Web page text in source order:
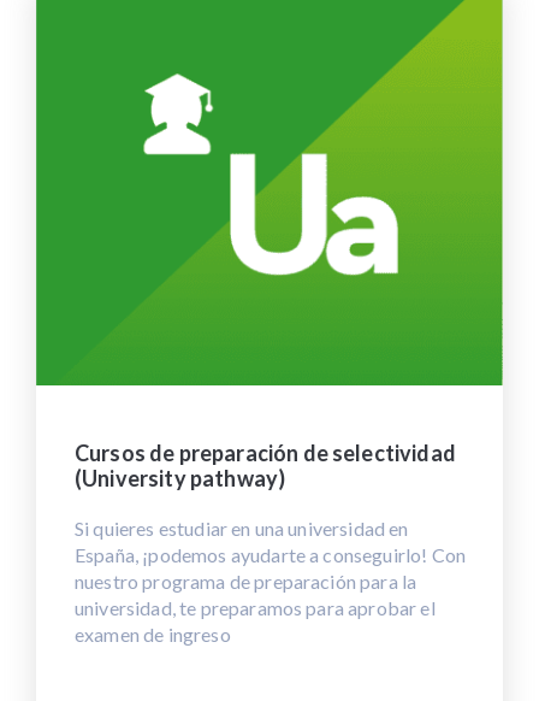
Cursos de preparación de selectividad
(University pathway)
Si quieres estudiar en una universidad en
España, ¡podemos ayudarte a conseguirlo! Con
nuestro programa de preparación para la
universidad, te preparamos para aprobar el
examen de ingreso